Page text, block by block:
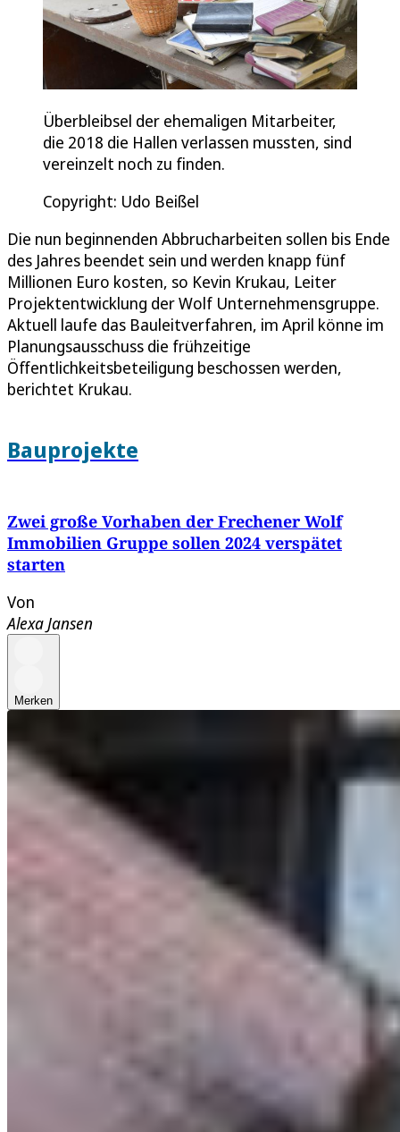
Überbleibsel der ehemaligen Mitarbeiter,
die 2018 die Hallen verlassen mussten, sind
vereinzelt noch zu finden.
Copyright: Udo Beißel
Die nun beginnenden Abbrucharbeiten sollen bis Ende
des Jahres beendet sein und werden knapp fünf
Millionen Euro kosten, so Kevin Krukau, Leiter
Projektentwicklung der Wolf Unternehmensgruppe.
Aktuell laufe das Bauleitverfahren, im April könne im
Planungsausschuss die frühzeitige
Öffentlichkeitsbeteiligung beschossen werden,
berichtet Krukau.
Bauprojekte
Zwei große Vorhaben der Frechener Wolf
Immobilien Gruppe sollen 2024 verspätet
starten
Von
Alexa Jansen
Merken